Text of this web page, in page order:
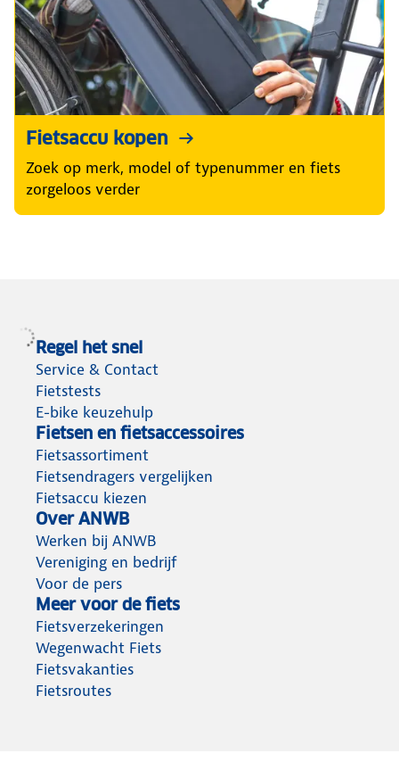
Fietsaccu kopen
Zoek op merk, model of typenummer en fiets
zorgeloos verder
Regel het snel
Service & Contact
Fietstests
E-bike keuzehulp
Fietsen en fietsaccessoires
Fietsassortiment
Fietsendragers vergelijken
Fietsaccu kiezen
Over ANWB
Werken bij ANWB
Vereniging en bedrijf
Voor de pers
Meer voor de fiets
Fietsverzekeringen
Wegenwacht Fiets
Fietsvakanties
Fietsroutes